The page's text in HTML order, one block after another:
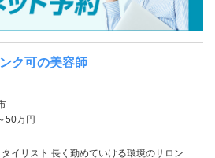
ク可の美容師
50万円
タイリスト 長く勤めていける環境のサロン